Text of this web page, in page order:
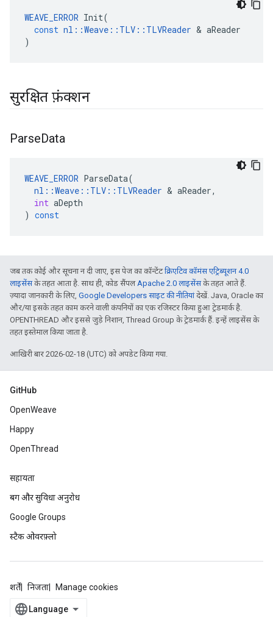
WEAVE_ERROR Init(
const nl ::Weave :: TLV :: TLVReader & aReader
)
सुरक्षित फ़ंक्शन
ParseData
WEAVE_ERROR ParseData(
nl ::Weave :: TLV :: TLVReader & aReader,
int aDepth
) const
जब तक कोई और सूचना न दी जाए, इस पेज का कॉन्टेंटक्रिएटिव कॉमंस एट्रिब्यूशन 4.0
लाइसेंसके तहत आता है. साथ ही, कोड सैंपलApache 2.0 लाइसेंसके तहत आते हैं.
ज़्यादा जानकारी के लिए, Google Developers साइट की नीतियांदेखें. Java, Oracle का
और/या इसके तहत काम करने वाली कंपनियों का एक रजिस्टर किया हुआ ट्रेडमार्क है.
OPENTHREAD और इससे जुड़े निशान, Thread Group के ट्रेडमार्क हैं. इन्हें लाइसेंस के
तहत इस्तेमाल किया जाता है.
आखिरी बार 2026-02-18 (UTC) को अपडेट किया गया.
GitHub
OpenWeave
Happy
OpenThread
सहायता
बग और सुविधा अनुरोध
Google Groups
स्टैक ओवरफ़्लो
शर्तें निजता Manage cookies